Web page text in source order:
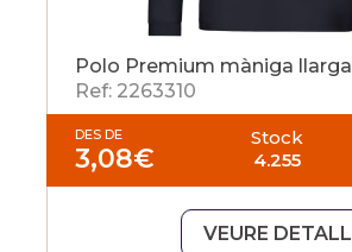
Polo Premium màniga llarga
Ref: 2263310
DES DE
3,08€
Stock
4.255
VEURE DETALL